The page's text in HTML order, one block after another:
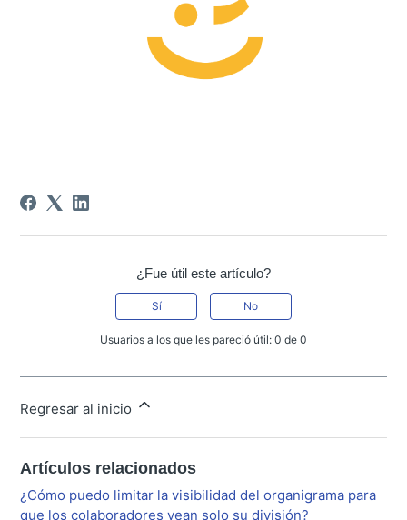
¿Fue útil este artículo?
Sí No
Usuarios a los que les pareció útil: 0 de 0
Regresar al inicio
Artículos relacionados
¿Cómo puedo limitar la visibilidad del organigrama para
que los colaboradores vean solo su división?